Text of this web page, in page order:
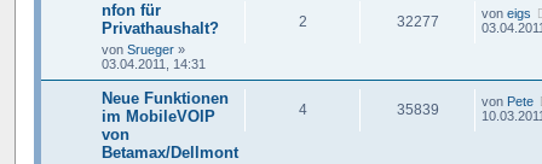
nfon für
Privathaushalt?
von Srueger »
03.04.2011, 14:31
2 32277 von eigs
Neue Funktionen
im MobileVOIP
von
Betamax/Dellmont
4 35839 von Pete